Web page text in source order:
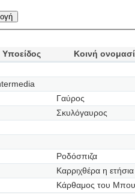
Υποείδος
Κοινή
Γαύρος
Σκυλόγαυρος
Ροδόσπιζα
Καρριχθέρα η ετήσια
Κάρθαμος του